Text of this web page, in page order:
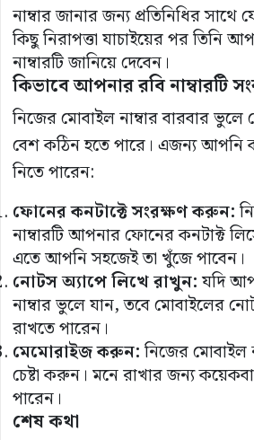
নাম্বার জানার জন্য প্রতিনিধির
কিছু নিরাপত্তা যাচাইয়ের পর তিনি
নাম্বারটি জানিয়ে দেবেন।
কিভাবে আপনার রবি নাম্বারটি
নিজের মোবাইল নাম্বার বারবার ভুলে
বেশ কঠিন হতে পারে। এজন্য আপনি
নিতে পারেন:
ফোনেরকনটাক্টেসংরক্ষণকরুন:
নাম্বারটি আপনার ফোনের কনটাক্ট
এতে আপনি সহজেই তা খুঁজে পাবেন।
নোটসঅ্যাপেলিখেরাখুন:যদি
নাম্বার ভুলে যান, তবে মোবাইলের
রাখতে পারেন।
মেমোরাইজকরুন:নিজের মোবাইল
চেষ্টা করুন। মনে রাখার জন্য
পারেন।
শেষ কথা